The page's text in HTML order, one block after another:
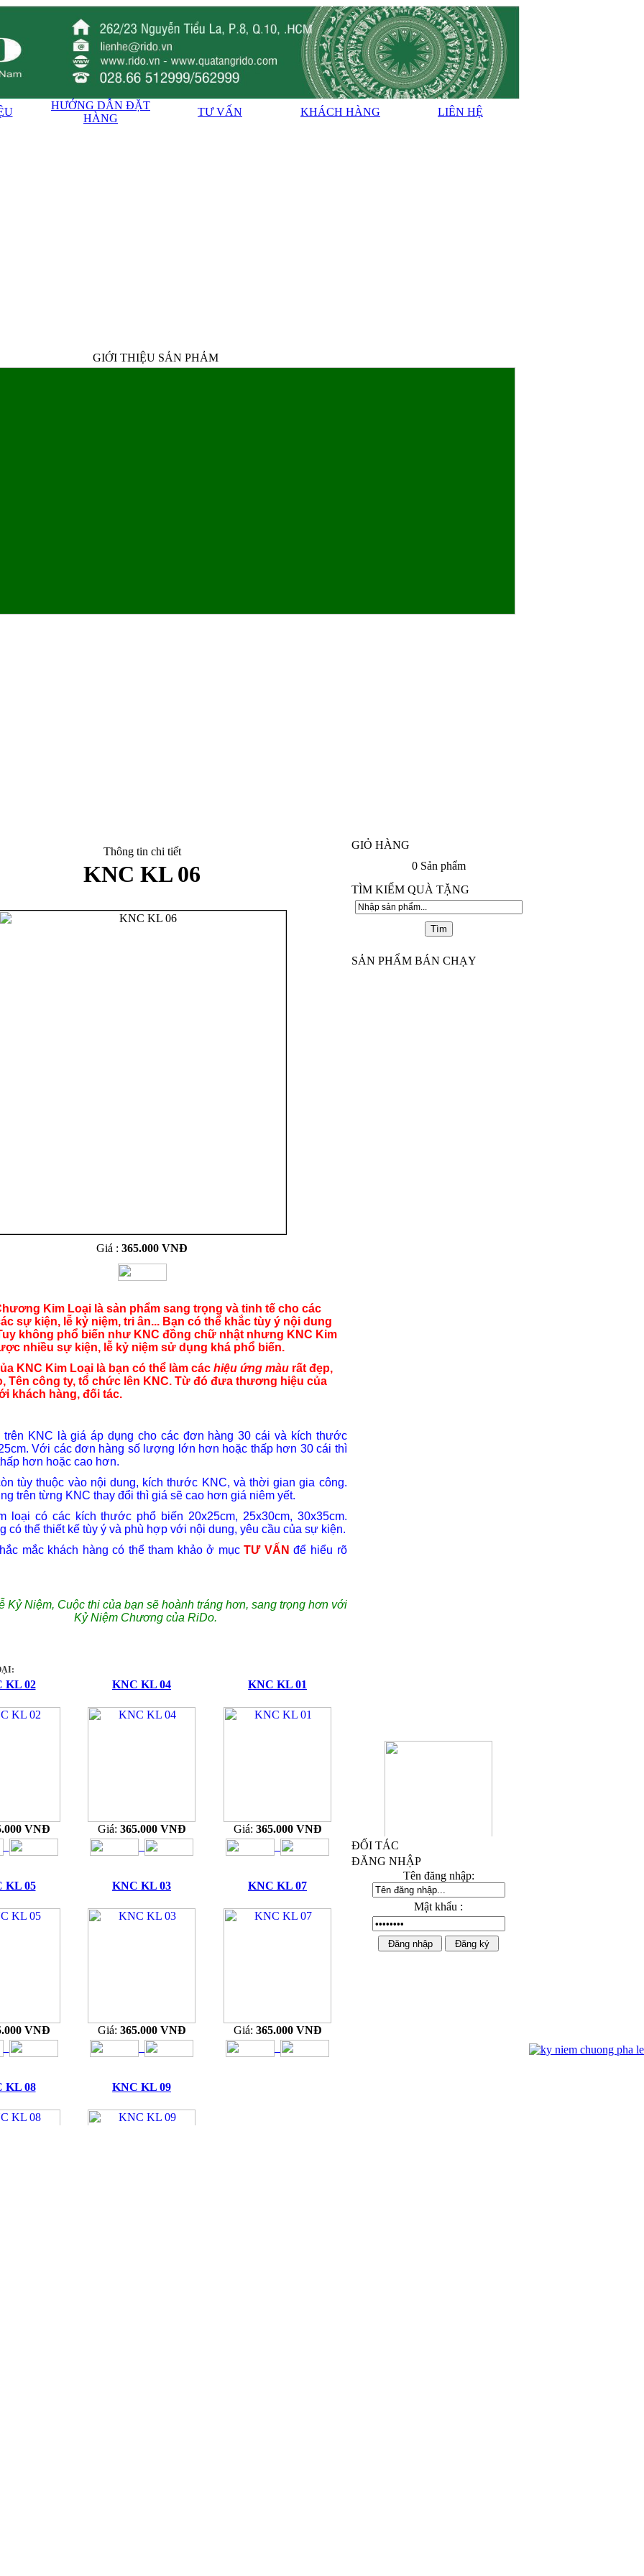
HƯỚNG DẪN ĐẶT
HÀNG
TƯ VẤN KHÁCH HÀNG LIÊN HỆ
GIỚI THIỆU SẢN PHẢM
Thông tin chi tiết
KNC KL 06
Giá : 365.000 VNĐ
Kim Loại là sản phẩm sang trọng và tinh tế cho các
sự kiện, lễ kỷ niệm, tri ân... Bạn có thể khắc tùy ý nội dung
không phổ biến như KNC đồng chữ nhật nhưng KNC Kim
nhiều sự kiện, lễ kỷ niệm sử dụng khá phổ biến.
KNC Kim Loại là bạn có thể làm các hiệu ứng màurất đẹp,
Tên công ty, tổ chức lên KNC. Từ đó đưa thương hiệu của
khách hàng, đối tác.
KNC là giá áp dụng cho các đơn hàng 30 cái và kích thước
Với các đơn hàng số lượng lớn hơn hoặc thấp hơn 30 cái thì
hơn hoặc cao hơn.
tùy thuộc vào nội dung, kích thước KNC, và thời gian gia công.
trên từng KNC thay đổi thì giá sẽ cao hơn giá niêm yết.
loại có các kích thước phổ biến 20x25cm, 25x30cm, 30x35cm.
có thể thiết kế tùy ý và phù hợp với nội dung, yêu cầu của sự kiện.
mắc khách hàng có thể tham khảo ở mụcTƯ VẤN để hiểu rõ
Kỷ Niệm, Cuộc thi của bạn sẽ hoành tráng hơn, sang trọng hơn với
Kỷ Niệm Chương của RiDo.
KL 02
VNĐ
KNC KL 04
Giá: 365.000 VNĐ
KNC KL 01
Giá: 365.000 VNĐ
KL 05
VNĐ
KNC KL 03
Giá: 365.000 VNĐ
KNC KL 07
Giá: 365.000 VNĐ
KL 08 KNC KL 09
GIỎ HÀNG
0Sản phẩm
TÌM KIẾM QUÀ TẶNG
SẢN PHẨM BÁN CHẠY
Kỷ Niệm Chương Đồng 03
ĐỐI TÁC
ĐĂNG NHẬP
Tên đăng nhập:
Mật khẩu :